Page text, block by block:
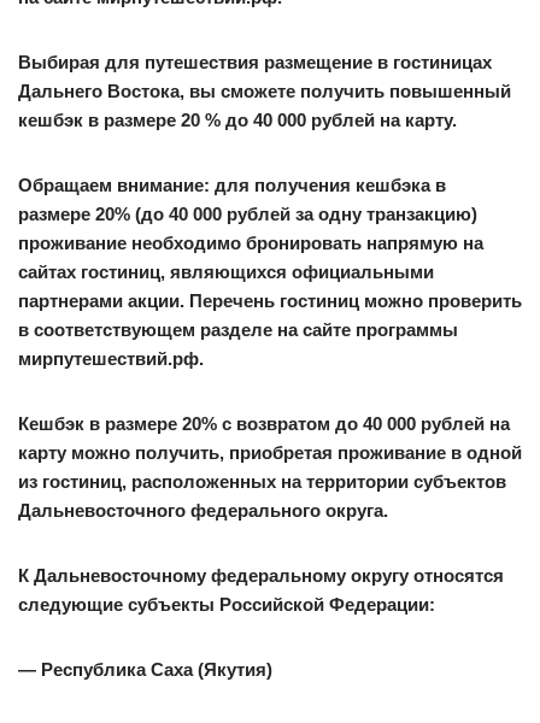
Выбирая для путешествия размещение в гостиницах
Дальнего Востока, вы сможете получить повышенный
кешбэк в размере 20 % до 40 000 рублей на карту.
Обращаем внимание: для получения кешбэка в
размере 20% (до 40 000 рублей за одну транзакцию)
проживание необходимо бронировать напрямую на
сайтах гостиниц, являющихся официальными
партнерами акции. Перечень гостиниц можно проверить
в соответствующем разделе на сайте программы
мирпутешествий.рф.
Кешбэк в размере 20% с возвратом до 40 000 рублей на
карту можно получить, приобретая проживание в одной
из гостиниц, расположенных на территории субъектов
Дальневосточного федерального округа.
К Дальневосточному федеральному округу относятся
следующие субъекты Российской Федерации:
— Республика Саха (Якутия)